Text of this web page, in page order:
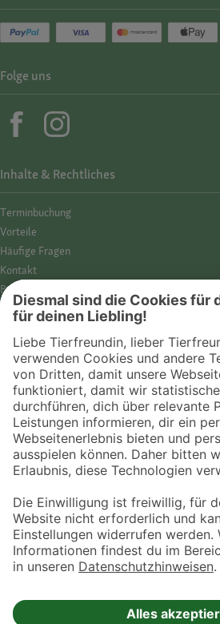
© 2026 Fressnapf Tiernahrungs GmbH
Westpreußenstraße 32-38
47809 Krefeld
Inhalte & Rechtliches
Termin­buchung
Vorteile
Häufige Fragen
Kontakt
Barrierefreiheit
Impressum
Cookies
AGB
Entdecke Fressnapf
Tierversicherung
GPS-Tracker
Fressnapf Salon
Online-Shop
Folge uns